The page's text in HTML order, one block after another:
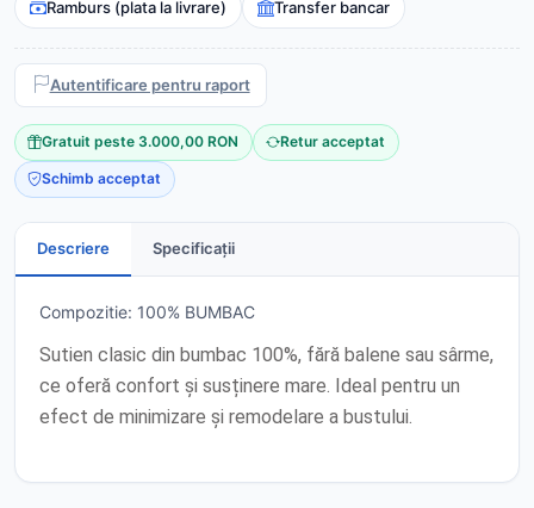
Ramburs (plata la livrare) Transfer bancar
Autentificare pentru raport
Gratuit peste 3.000,00 RON Retur acceptat
Schimb acceptat
Descriere Specificații
Compozitie: 100% BUMBAC
Sutien clasic din bumbac 100%, fără balene sau sârme,
ce oferă confort și susținere mare. Ideal pentru un
efect de minimizare și remodelare a bustului.